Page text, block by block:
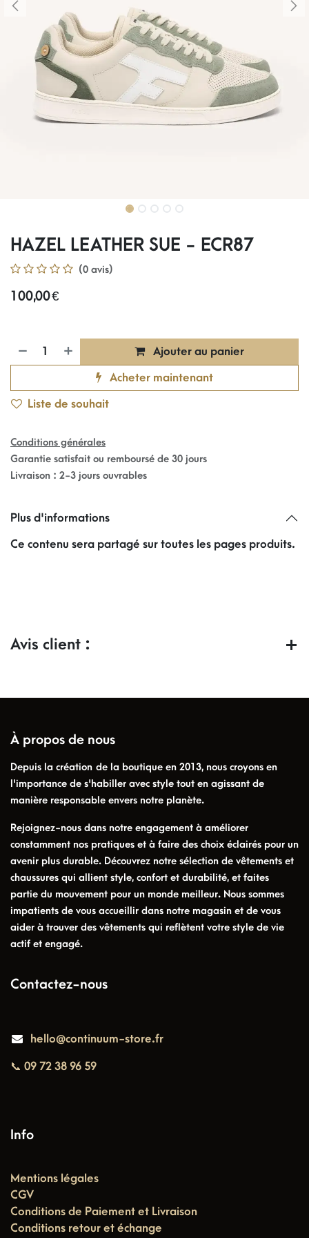
HAZEL LEATHER SUE - ECR87
(0 avis)
100,00€
Ajouter au panier
Acheter maintenant
Liste de souhait
Conditions générales
Garantie satisfait ou remboursé de 30 jours
Livraison : 2-3 jours ouvrables
Plus d'informations
Ce contenu sera partagé sur toutes les pages produits.
Avis client :
À propos de nous
Depuis la création de la boutique en 2013, nous croyons en
l'importance de s'habiller avec style tout en agissant de
manière responsable envers notre planète.
Rejoignez-nous dans notre engagement à améliorer
constamment nos pratiques et à faire des choix éclairés pour un
avenir plus durable. Découvrez notre sélection de vêtements et
chaussures qui allient style, confort et durabilité, et faites
partie du mouvement pour un monde meilleur. Nous sommes
impatients de vous accueillir dans notre magasin et de vous
aider à trouver des vêtements qui reflètent votre style de vie
actif et engagé.
Contactez-nous
hello@continuum-store.fr
📞 09 72 38 96 59
Info
Mentions légales
CGV
Conditions de Paiement et Livraison
Conditions retour et échange